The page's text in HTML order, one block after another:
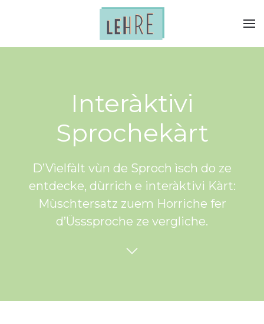
Interàktivi
Sprochekàrt
D’Vìelfàlt vùn de Sproch ìsch do ze
entdecke, dùrrich e interàktivi Kàrt:
Mùschtersatz zuem Horriche fer
d’Üsssproche ze vergliche.